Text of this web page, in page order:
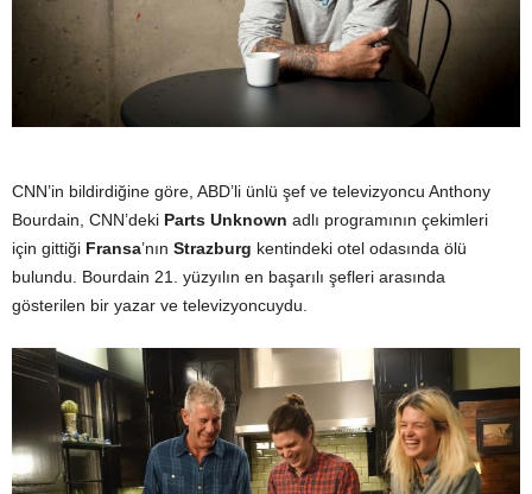
CNN’in bildirdiğine göre, ABD’li ünlü şef ve televizyoncu Anthony
Bourdain, CNN’deki Parts Unknown adlı programının çekimleri
için gittiği Fransa’nın Strazburg kentindeki otel odasında ölü
bulundu. Bourdain 21. yüzyılın en başarılı şefleri arasında
gösterilen bir yazar ve televizyoncuydu.